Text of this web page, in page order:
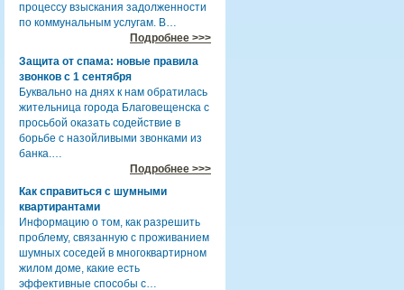
процессу взыскания задолженности
по коммунальным услугам. В…
Подробнее >>>
Защита от спама: новые правила
звонков с 1 сентября
Буквально на днях к нам обратилась
жительница города Благовещенска с
просьбой оказать содействие в
борьбе с назойливыми звонками из
банка.…
Подробнее >>>
Как справиться с шумными
квартирантами
Информацию о том, как разрешить
проблему, связанную с проживанием
шумных соседей в многоквартирном
жилом доме, какие есть
эффективные способы с…